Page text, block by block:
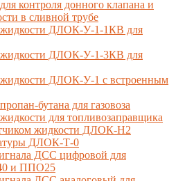
контроля донного клапана и
в сливной трубе
жидкости ДЛОК-У-1-1КВ для
жидкости ДЛОК-У-1-3КВ для
жидкости ДЛОК-У-1 с встроенным
бутана для газовоза
для топливозаправщика
жидкости ДЛОК-Н2
ДЛОК-Т-0
ДСС цифровой для
и ППО25